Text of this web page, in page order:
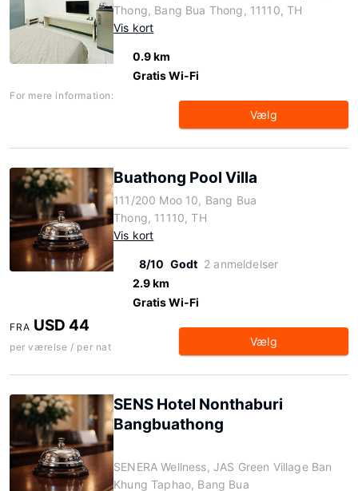
Thong, Bang Bua Thong, 11110, TH
Vis kort
0.9 km
Gratis Wi-Fi
For mere information:
Vælg
Buathong Pool Villa
111/200 Moo 10, Bang Bua
Thong, 11110, TH
Vis kort
8/10 Godt 2 anmeldelser
2.9 km
Gratis Wi-Fi
FRA USD 44
per værelse / per nat Vælg
SENS Hotel Nonthaburi
Bangbuathong
SENERA Wellness, JAS Green Village Ban
Khung Taphao, Bang Bua